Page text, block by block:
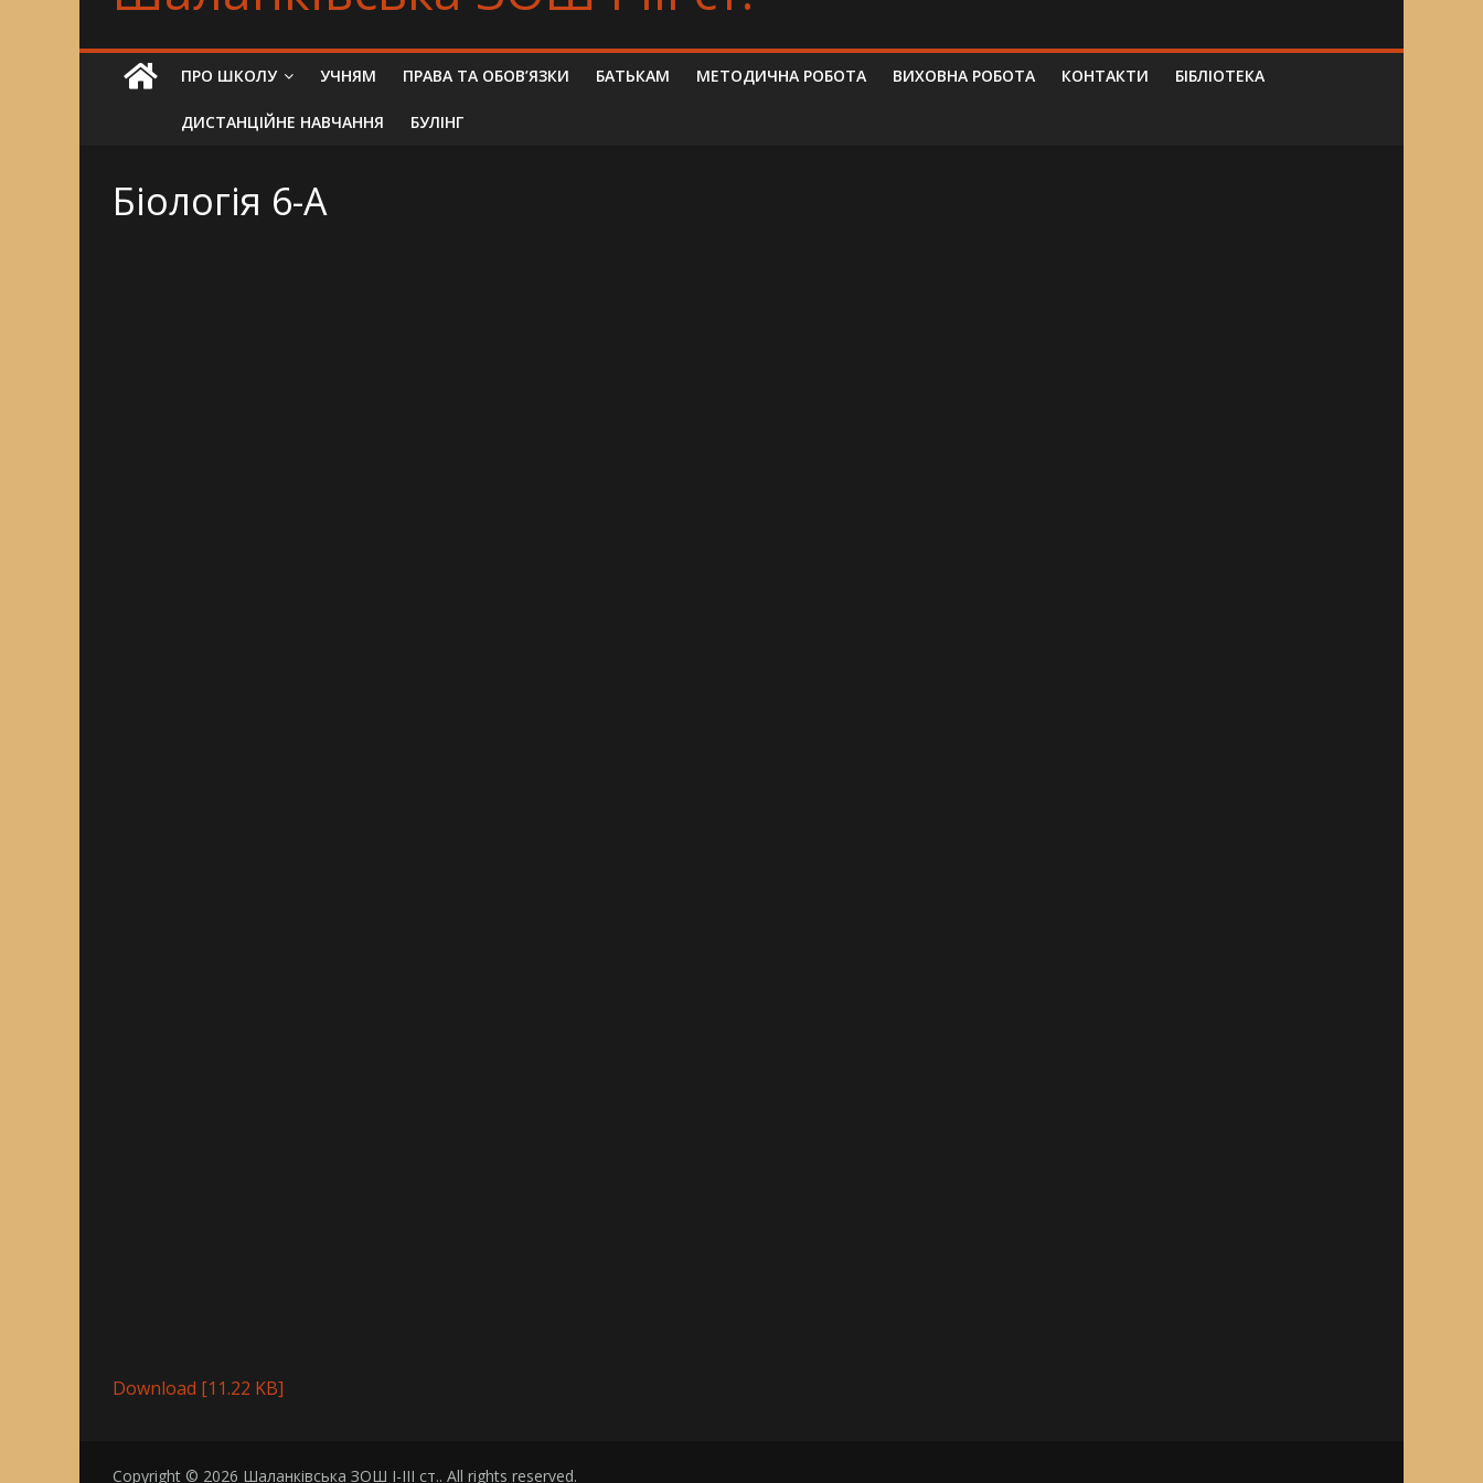
ПРО ШКОЛУ УЧНЯМ ПРАВА ТА ОБОВ’ЯЗКИ БАТЬКАМ МЕТОДИЧНА РОБОТА ВИХОВНА РОБОТА КОНТАКТИ БІБЛІОТЕКА
ДИСТАНЦІЙНЕ НАВЧАННЯ БУЛІНГ
Біологія 6-A
Download [11.22 KB]
Copyright © 2026 Шаланківська ЗОШ І-ІІІ ст.. All rights reserved.